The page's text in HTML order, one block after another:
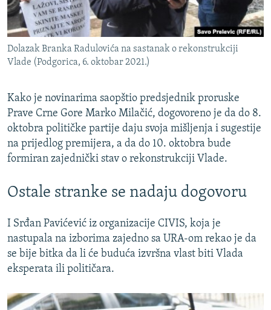
Dolazak Branka Radulovića na sastanak o rekonstrukciji
Vlade (Podgorica, 6. oktobar 2021.)
Kako je novinarima saopštio predsjednik proruske
Prave Crne Gore Marko Milačić, dogovoreno je da do 8.
oktobra političke partije daju svoja mišljenja i sugestije
na prijedlog premijera, a da do 10. oktobra bude
formiran zajednički stav o rekonstrukciji Vlade.
Ostale stranke se nadaju dogovoru
I Srđan Pavićević iz organizacije CIVIS, koja je
nastupala na izborima zajedno sa URA-om rekao je da
se bije bitka da li će buduća izvršna vlast biti Vlada
eksperata ili političara.